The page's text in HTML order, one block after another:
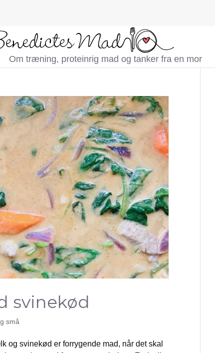
Om træning, proteinrig mad og tanker fra en mor
svinekød
små
og svinekød er forrygende mad, når det skal